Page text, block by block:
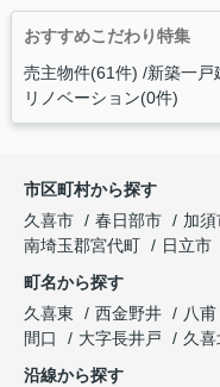
おすすめこだわり特集
売主物件(61件) 新築一戸
リノベーション(0件)
市区町村から探す
久喜市
春日部市 加須
南埼玉郡宮代町
日立市
町名から探す
久喜東
西金野井 八甫
間口
大字長井戸
久喜
沿線から探す